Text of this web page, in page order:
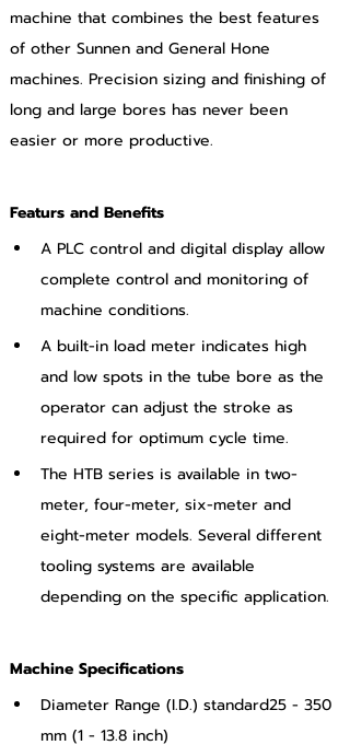
machine that combines the best features
of other Sunnen and General Hone
machines. Precision sizing and finishing of
long and large bores has never been
easier or more productive.
Featurs and Benefits
A PLC control and digital display allow
complete control and monitoring of
machine conditions.
A built-in load meter indicates high
and low spots in the tube bore as the
operator can adjust the stroke as
required for optimum cycle time.
The HTB series is available in two-
meter, four-meter, six-meter and
eight-meter models. Several different
tooling systems are available
depending on the specific application.
Machine Specifications
Diameter Range (I.D.) standard25 - 350
mm (1 - 13.8 inch)